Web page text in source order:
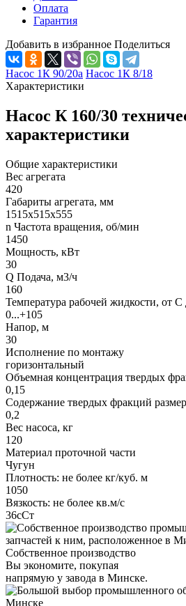
Оплата
Гарантия
Добавить в избранное Поделиться
Насос 1К 90/20а Насос 1К 8/18
Характеристики
Насос К 160/30
характеристики
Общие характеристики
Вес агрегата
420
Габариты агрегата, мм
1515х515х555
n Частота вращения, об/мин
1450
Мощность, кВт
30
Q Подача, м3/ч
160
Температура рабочей жидкости, от С
0...+105
Напор, м
30
Исполнение по монтажу
горизонтальный
Объемная концентрация твердых
0,15
Содержание твердых фракций
0,2
Вес насоса, кг
120
Материал проточной части
Чугун
Плотность: не более кг/куб. м
1050
Вязкость: не более кв.м/с
36сСт
Собственное производство
Вы экономите, покупая
напрямую у завода в Минске.